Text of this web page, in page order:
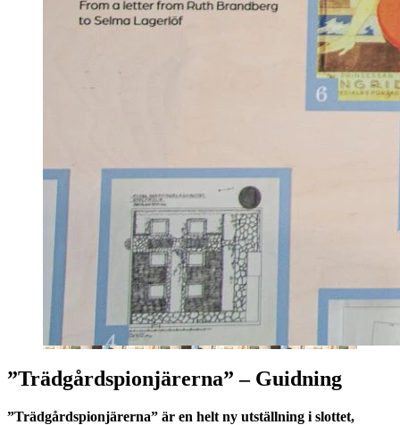
”Trädgårdspionjärerna” – Guidning
”Trädgårdspionjärerna” är en helt ny utställning i slottet,